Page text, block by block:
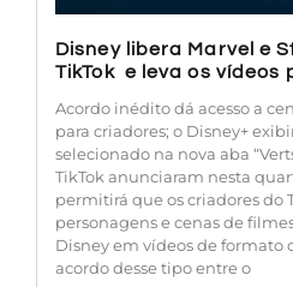
Disney libera Marvel e
TikTok e leva os vídeos
Acordo inédito dá acesso a
para criadores; o Disney+
selecionado na nova aba
TikTok anunciaram nesta
permitirá que os criadores do
personagens e cenas de
Disney em vídeos de formato
acordo desse tipo entre o